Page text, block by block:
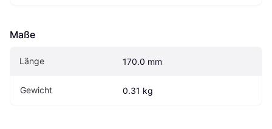
Maße
Länge 170.0 mm
Gewicht 0.31 kg